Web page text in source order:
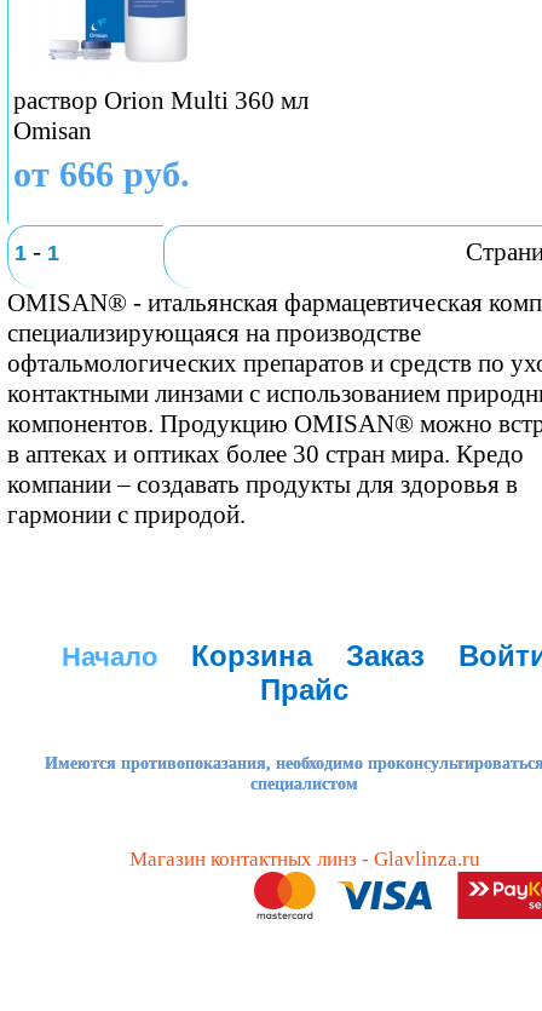
раствор Orion Multi 360 мл
Omisan
от 666 руб.
1 - 1
OMISAN® - итальянская фармацевтическая
специализирующаяся на производстве
офтальмологических препаратов и средств по
контактными линзами с использованием
компонентов. Продукцию OMISAN® можно
в аптеках и оптиках более 30 стран мира. Кредо
компании – создавать продукты для здоровья в
гармонии с природой.
Начало Корзина Заказ
Прайс
Имеются противопоказания, необходимо
специалистом
Магазин контактных линз - Glavlinza.ru